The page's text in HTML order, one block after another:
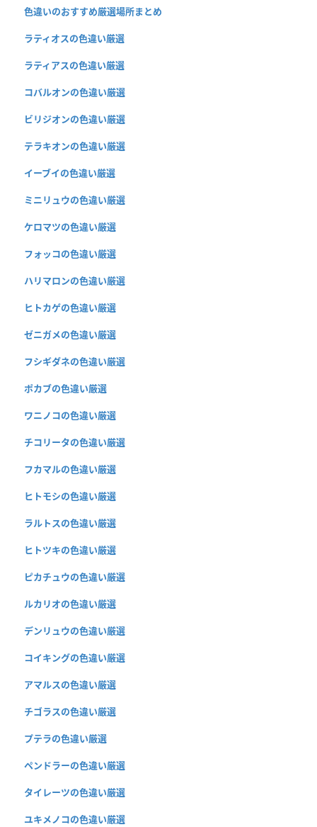
色違いのおすすめ厳選場所まとめ
ラティオスの色違い厳選
ラティアスの色違い厳選
コバルオンの色違い厳選
ビリジオンの色違い厳選
テラキオンの色違い厳選
イーブイの色違い厳選
ミニリュウの色違い厳選
ケロマツの色違い厳選
フォッコの色違い厳選
ハリマロンの色違い厳選
ヒトカゲの色違い厳選
ゼニガメの色違い厳選
フシギダネの色違い厳選
ポカブの色違い厳選
ワニノコの色違い厳選
チコリータの色違い厳選
フカマルの色違い厳選
ヒトモシの色違い厳選
ラルトスの色違い厳選
ヒトツキの色違い厳選
ピカチュウの色違い厳選
ルカリオの色違い厳選
デンリュウの色違い厳選
コイキングの色違い厳選
アマルスの色違い厳選
チゴラスの色違い厳選
プテラの色違い厳選
ペンドラーの色違い厳選
タイレーツの色違い厳選
ユキメノコの色違い厳選